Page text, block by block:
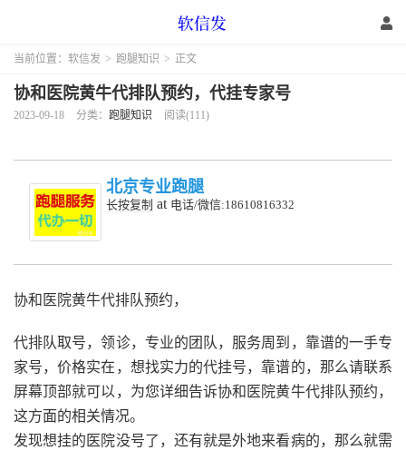
当前位置： 软信发 > 跑腿知识 > 正文
协和医院黄牛代排队预约，代挂专家号
2023-09-18 分类： 跑腿知识 阅读(111)
北京专业跑腿
长按复制 at 电话/微信:18610816332
协和医院黄牛代排队预约，
代排队取号，领诊，专业的团队，服务周到，靠谱的一手专
家号，价格实在，想找实力的代挂号，靠谱的，那么请联系
屏幕顶部就可以，为您详细告诉协和医院黄牛代排队预约，
这方面的相关情况。
发现想挂的医院没号了，还有就是外地来看病的，那么就需